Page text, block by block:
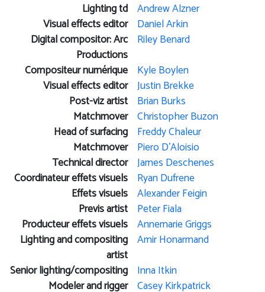
Lighting td Andrew Alzner
Visual effects editor Daniel Arkin
Digital compositor: Arc
Productions
Riley Benard
Compositeur numérique Kyle Boylen
Visual effects editor Justin Brekke
Post-viz artist Brian Burks
Matchmover Christopher Buzon
Head of surfacing Freddy Chaleur
Matchmover Piero D'Aloisio
Technical director James Deschenes
Coordinateur effets visuels Ryan Dufrene
Effets visuels Alexander Feigin
Previs artist Peter Fiala
Producteur effets visuels Annemarie Griggs
Lighting and compositing
artist
Amir Honarmand
Senior lighting/compositing Inna Itkin
Modeler and rigger Casey Kirkpatrick